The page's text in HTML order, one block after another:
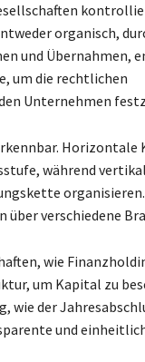
organisch,
und Übernahmen,
um die rechtlichen
Unternehmen
Horizontale
während
verschiedene
wie
um Kapital zu
wie der
und